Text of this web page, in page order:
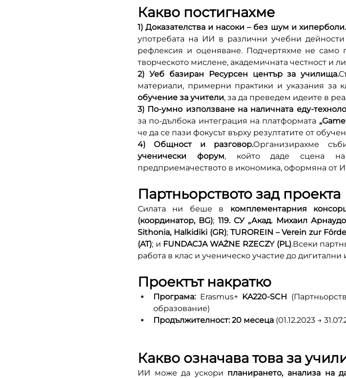
Какво постигнахме
1) Доказателства и насоки – без шум и хиперболи.
употребата на ИИ в различни учебни
рефлексия и оценяване. Подчертяхме не само
творческото мислене, академичната честност и
2) Уеб базиран Ресурсен център за училища.
материали, примерни практики и указания за
обучение за учители, за да преведем идеите в
3) По-умно използване на наличната еду-
за по-дълбока интеграция на платформата
че да се пази фокусът върху резултатите от
4) Общност и разговор.
ученически форум, който даде сцена на
предприемачеството в икономика, оформяна от
Партньорството зад проекта
Силата ни беше в комплементарния
(координатор, BG); 119. СУ „Акад. Михаил
Sithonia, Halkidiki (GR); TUROREIN – Verein zur
(AT); и FUNDACJA WAŻNE RZECZY (PL).Всеки
работа в клас и ученическо участие до
Проектът накратко
Програма: Erasmus+ KA220-SCH
образование)
Продължителност: 20 месеца (01.12.2023 →
Какво означава това за
ИИ може да ускори планирането, анализа на